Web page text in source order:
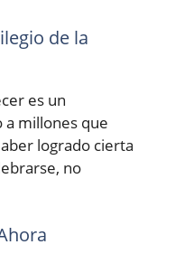
de la
es un
millones que
logrado cierta
no